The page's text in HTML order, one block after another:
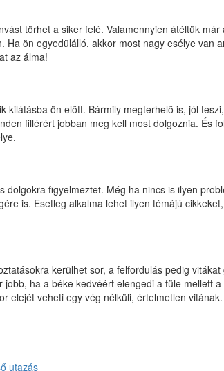
törhet a siker felé. Valamennyien átéltük
Ha ön egyedülálló, akkor most nagy esélye
az álma!
kilátásba ön előtt. Bármily megterhelő is, jól
fillérért jobban meg kell most dolgoznia. És
dolgokra figyelmeztet. Még ha nincs is ilyen
is. Esetleg alkalma lehet ilyen témájú
kerülhet sor, a felfordulás pedig
jobb, ha a béke kedvéért elengedi a füle
elejét veheti egy vég nélküli, értelmetlen vitának.
utazás